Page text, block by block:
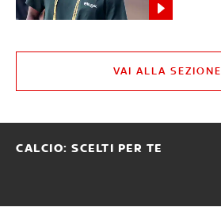
VAI ALLA SEZIONE
CALCIO: SCELTI PER TE